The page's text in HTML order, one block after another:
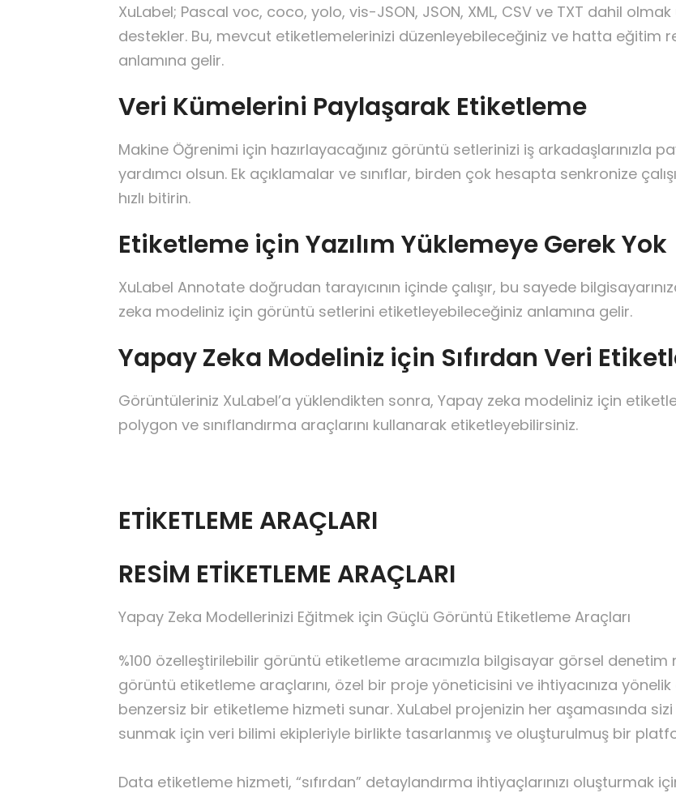
XuLabel; Pascal voc, coco, yolo, vis-JSON, JSON, XML, CSV ve TXT dahil
destekler. Bu, mevcut etiketlemelerinizi düzenleyebileceğiniz ve hatta eğitim
anlamına gelir.
Veri Kümelerini Paylaşarak Etiketleme
Makine Öğrenimi için hazırlayacağınız görüntü setlerinizi iş arkadaşlarınızla
yardımcı olsun. Ek açıklamalar ve sınıflar, birden çok hesapta senkronize
hızlı bitirin.
Etiketleme için Yazılım Yüklemeye Gerek Yok
XuLabel Annotate doğrudan tarayıcının içinde çalışır, bu sayede
zeka modeliniz için görüntü setlerini etiketleyebileceğiniz anlamına gelir.
Yapay Zeka Modeliniz için Sıfırdan Veri
Görüntüleriniz XuLabel’a yüklendikten sonra, Yapay zeka modeliniz için
polygon ve sınıflandırma araçlarını kullanarak etiketleyebilirsiniz.
ETIKETLEME ARAÇLARI
RESİM ETİKETLEME ARAÇLARI
Yapay Zeka Modellerinizi Eğitmek için Güçlü Görüntü Etiketleme Araçları
%100 özelleştirilebilir görüntü etiketleme aracımızla bilgisayar görsel denetim
görüntü etiketleme araçlarını, özel bir proje yöneticisini ve ihtiyacınıza
benzersiz bir etiketleme hizmeti sunar. XuLabel projenizin her aşamasında
sunmak için veri bilimi ekipleriyle birlikte tasarlanmış ve oluşturulmuş bir
Data etiketleme hizmeti, “sıfırdan” detaylandırma ihtiyaçlarınızı oluşturmak